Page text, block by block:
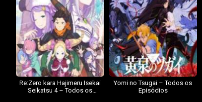
Re:Zero kara Hajimeru Isekai
Seikatsu 4 – Todos os
Yomi no Tsugai – Todos os
Episódios